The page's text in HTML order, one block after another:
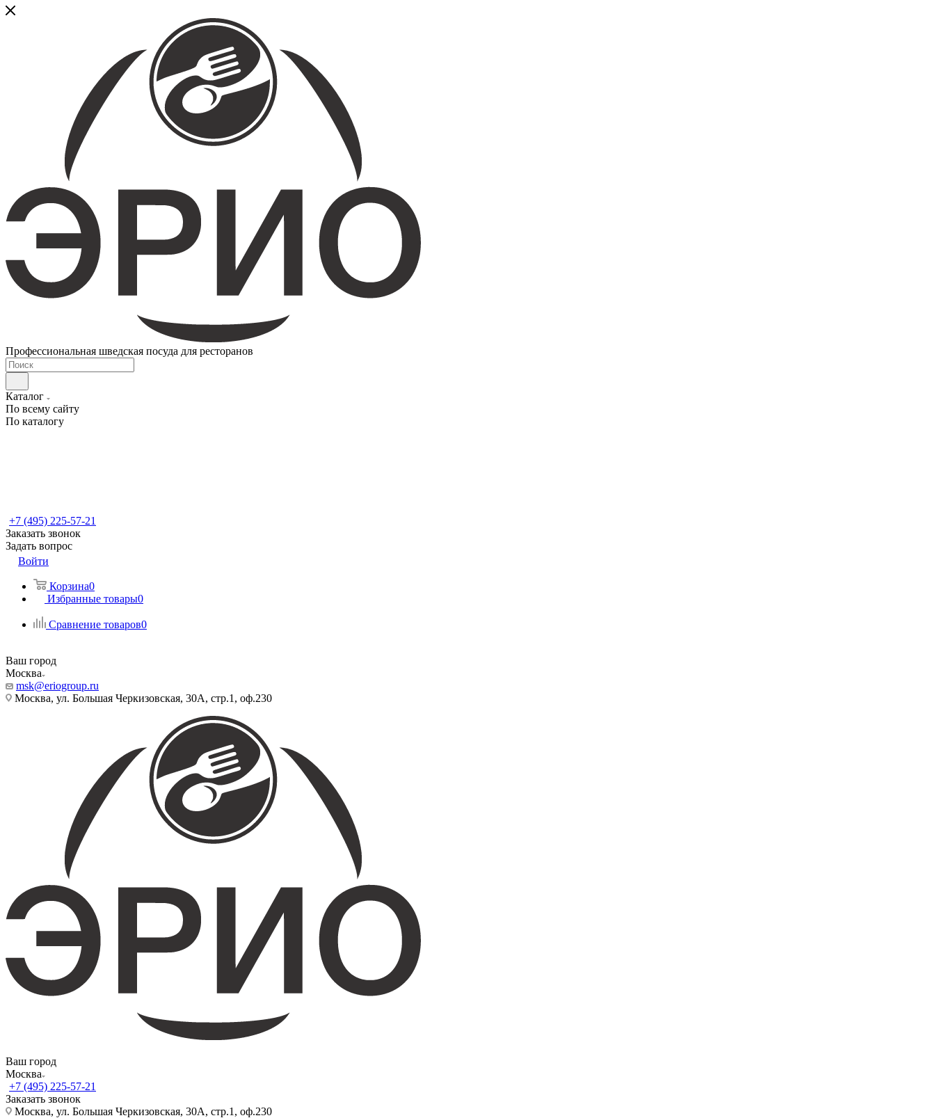
Профессиональная шведская посуда для ресторанов
Каталог
По всему сайту
По каталогу
+7 (495) 225-57-21
Заказать звонок
Задать вопрос
Войти
Корзина0
Избранные товары0
Сравнение товаров0
Ваш город
Москва
msk@eriogroup.ru
Москва, ул. Большая Черкизовская, 30А, стр.1, оф.230
Ваш город
Москва
+7 (495) 225-57-21
Заказать звонок
Москва, ул. Большая Черкизовская, 30А, стр.1, оф.230